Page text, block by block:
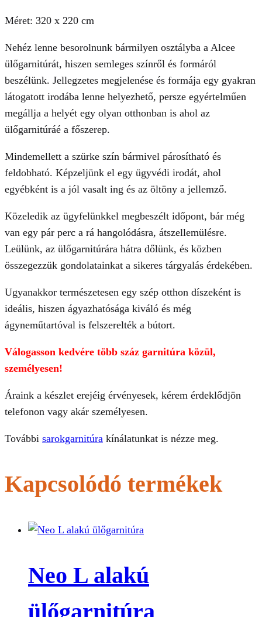
Méret: 320 x 220 cm
Nehéz lenne besorolnunk bármilyen osztályba a Alcee
ülőgarnitúrát, hiszen semleges színről és formáról
beszélünk. Jellegzetes megjelenése és formája egy gyakran
látogatott irodába lenne helyezhető, persze egyértelműen
megállja a helyét egy olyan otthonban is ahol az
ülőgarnitúráé a főszerep.
Mindemellett a szürke szín bármivel párosítható és
feldobható. Képzeljünk el egy ügyvédi irodát, ahol
egyébként is a jól vasalt ing és az öltöny a jellemző.
Közeledik az ügyfelünkkel megbeszélt időpont, bár még
van egy pár perc a rá hangolódásra, átszellemülésre.
Leülünk, az ülőgarnitúrára hátra dőlünk, és közben
összegezzük gondolatainkat a sikeres tárgyalás érdekében.
Ugyanakkor természetesen egy szép otthon díszeként is
ideális, hiszen ágyazhatósága kiváló és még
ágyneműtartóval is felszerelték a bútort.
Válogasson kedvére több száz garnitúra közül,
személyesen!
Áraink a készlet erejéig érvényesek, kérem érdeklődjön
telefonon vagy akár személyesen.
További sarokgarnitúra kínálatunkat is nézze meg.
Kapcsolódó termékek
Neo L alakú
ülőgarnitúra